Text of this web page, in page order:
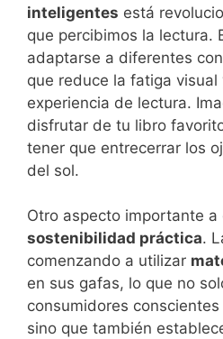
inteligentes está
que percibimos la lectura.
adaptarse a diferentes
que reduce la fatiga visual
experiencia de lectura.
disfrutar de tu libro
tener que entrecerrar los
del sol.
Otro aspecto importante a
sostenibilidad práctica.
comenzando a utilizar
en sus gafas, lo que no
consumidores
sino que también